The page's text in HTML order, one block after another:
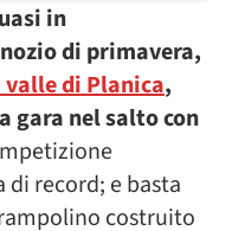
in
di primavera,
di Planica,
gara nel salto con
record; e basta
costruito